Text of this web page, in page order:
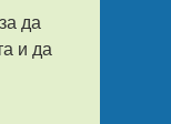
да
и да